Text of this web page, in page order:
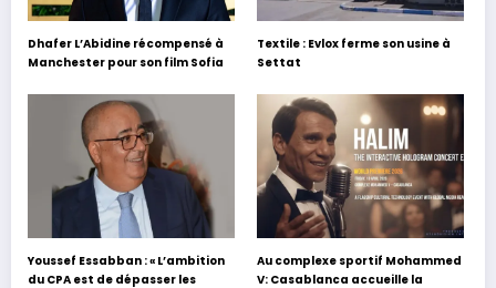
Dhafer L’Abidine récompensé à
Manchester pour son film Sofia
Textile : Evlox ferme son usine à
Settat
Youssef Essabban : « L’ambition
du CPA est de dépasser les
Au complexe sportif Mohammed
V: Casablanca accueille la